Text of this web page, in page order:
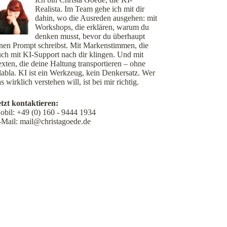
Realista. Im Team gehe ich mit dir
dahin, wo die Ausreden ausgehen: mit
Workshops, die erklären, warum du
denken musst, bevor du überhaupt
Prompt schreibst. Mit Markenstimmen, die
mit KI-Support nach dir klingen. Und mit
die deine Haltung transportieren – ohne
KI ist ein Werkzeug, kein Denkersatz. Wer
wirklich verstehen will, ist bei mir richtig.
kontaktieren:
+49 (0) 160 - 9444 1934
Mail:mail@christagoede.de